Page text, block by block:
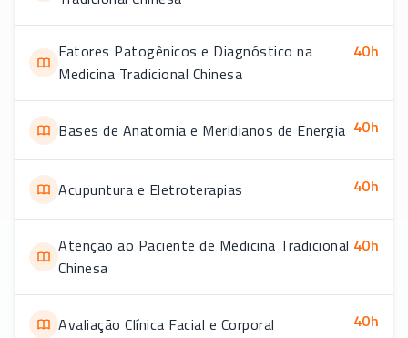
Fatores Patogênicos e Diagnóstico na
Medicina Tradicional Chinesa
40h
Bases de Anatomia e Meridianos de Energia 40h
Acupuntura e Eletroterapias 40h
Atenção ao Paciente de Medicina Tradicional
Chinesa
40h
Avaliação Clínica Facial e Corporal 40h